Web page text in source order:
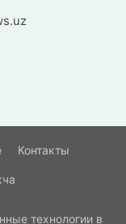
Контакты
технологии в